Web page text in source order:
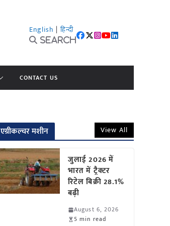
English | हिन्दी
Search
CONTACT US
एग्रीकल्चर मशीन View All
जुलाई 2026 में
भारत में ट्रैक्टर
रिटेल बिक्री 28.1%
बढ़ी
August 6, 2026
5 min read